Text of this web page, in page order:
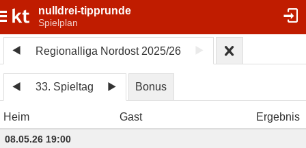
nulldrei-tipprunde
Spielplan
Regionalliga Nordost 2025/26
33. Spieltag Bonus
Heim Gast Ergebnis
08.05.26 19:00